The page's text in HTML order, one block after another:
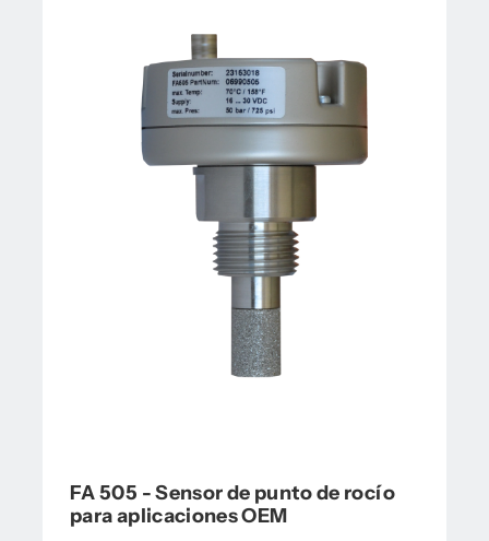
FA 505 - Sensor de punto de rocío
para aplicaciones OEM